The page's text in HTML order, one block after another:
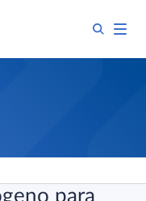
para